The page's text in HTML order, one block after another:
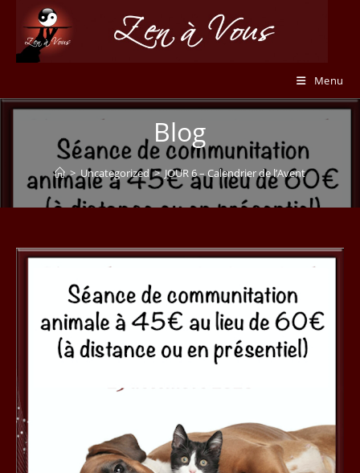
content
Menu
Blog
> Uncategorized > JOUR 6 – Calendrier de l’Avent